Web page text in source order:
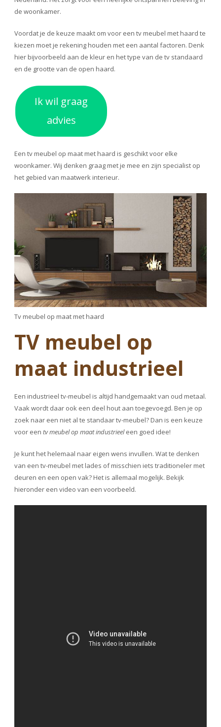
de woonkamer.
Voordat je de keuze maakt om voor een tv meubel met haard te
kiezen moet je rekening houden met een aantal factoren. Denk
hier bijvoorbeeld aan de kleur en het type van de tv standaard
en de grootte van de open haard.
Ik wil graag
advies
Een tv meubel op maat met haard is geschikt voor elke
woonkamer. Wij denken graag met je mee en zijn specialist op
het gebied van maatwerk interieur.
Tv meubel op maat met haard
TV meubel op
maat industrieel
Een industrieel tv-meubel is altijd handgemaakt van oud metaal.
Vaak wordt daar ook een deel hout aan toegevoegd. Ben je op
zoek naar een niet al te standaar tv-meubel? Dan is een keuze
voor een tv meubel op maat industrieeleen goed idee!
Je kunt het helemaal naar eigen wens invullen. Wat te denken
van een tv-meubel met lades of misschien iets traditioneler met
deuren en een open vak? Het is allemaal mogelijk. Bekijk
hieronder een video van een voorbeeld.